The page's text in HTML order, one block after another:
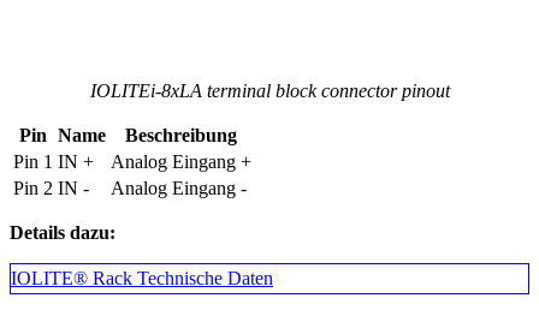
IOLITEi-8xLA terminal block connector pinout
Pin Name
Beschreibung
Pin 1 IN +
Analog Eingang +
Pin 2 IN - Analog Eingang -
Details dazu:
IOLITE® Rack Technische Daten